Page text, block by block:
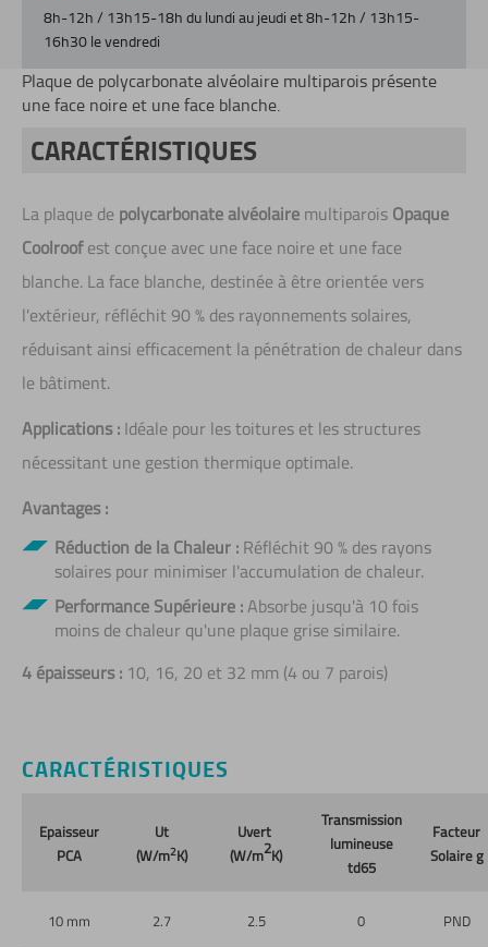
8h-12h / 13h15-18h du lundi au jeudi et 8h-12h / 13h15-
16h30 le vendredi
Plaque de polycarbonate alvéolaire multiparois présente
une face noire et une face blanche.
CARACTÉRISTIQUES
La plaque de polycarbonate alvéolaire multiparois Opaque
Coolroofest conçue avec une face noire et une face
blanche. La face blanche, destinée à être orientée vers
l'extérieur, réfléchit 90 % des rayonnements solaires,
réduisant ainsi efficacement la pénétration de chaleur dans
le bâtiment.
Applications : Idéale pour les toitures et les structures
nécessitant une gestion thermique optimale.
Avantages :
Réduction de la Chaleur : Réfléchit 90 % des rayons
solaires pour minimiser l'accumulation de chaleur.
Performance Supérieure :Absorbe jusqu'à 10 fois
moins de chaleur qu'une plaque grise similaire.
4 épaisseurs : 10, 16, 20 et 32 mm (4 ou 7 parois)
CARACTÉRISTIQUES
Epaisseur
PCA
Ut
(W/m2K)
Uvert
(W/m2K)
Transmission
lumineuse
td65
Facteur
Solaire g
10 mm 2.7 2.5 0 PND